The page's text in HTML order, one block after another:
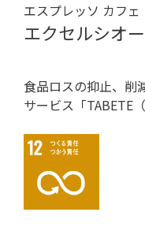
エスプレッソ カフェ
エクセルシオ
食品ロスの抑止、削
サービス「TABETE